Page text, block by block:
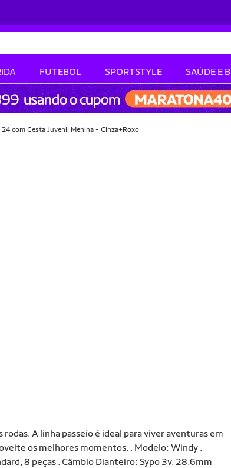
FUTEBOL SPORTSTYLE SAÚDE E
com Cesta Juvenil Menina - Cinza+Roxo
A linha passeio é ideal para viver aventuras em
os melhores momentos. . Modelo: Windy .
8 peças . Câmbio Dianteiro: Sypo 3v, 28.6mm